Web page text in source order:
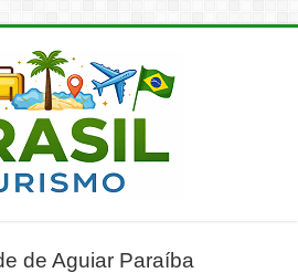
de Aguiar Paraíba